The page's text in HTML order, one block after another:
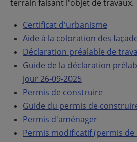
terrain faisant l'objet de travaux.
Certificat d'urbanisme
Aide à la coloration des
Déclaration préalable de
Guide de la déclaration
jour 26-09-2025
Permis de construire
Guide du permis de
Permis d'aménager
Permis modificatif (permis